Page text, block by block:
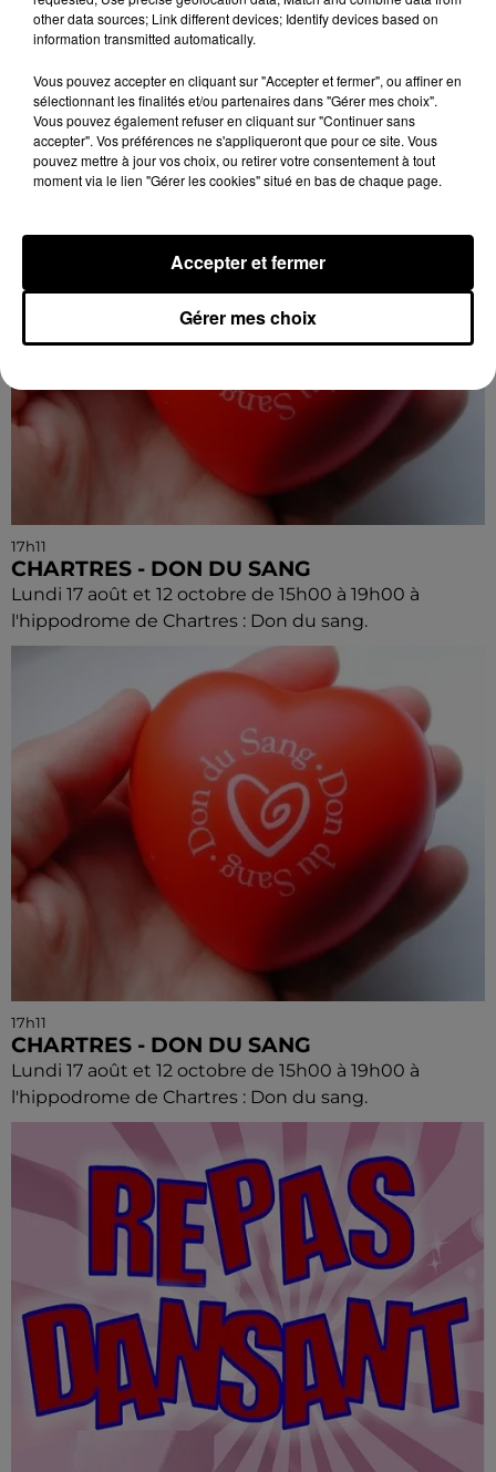
17h16
LES ROCHES-L'ÉVÊQUE (41) - VIDE-
Dimanche 27 septembre, Les Roches-l'Évêque (Loir-
et-Cher), ancien terrain de camping : Vide-greniers de
la Bernache.
17h11
CHARTRES - DON DU SANG
Lundi 17 août et 12 octobre de 15h00 à 19h00 à
l'hippodrome de Chartres : Don du sang.
17h11
CHARTRES - DON DU SANG
Lundi 17 août et 12 octobre de 15h00 à 19h00 à
l'hippodrome de Chartres : Don du sang.
other data sources; Link different devices; Identify devices based on
information transmitted automatically.
Vous pouvez accepter en cliquant sur "Accepter et fermer", ou affiner en
sélectionnant les finalités et/ou partenaires dans "Gérer mes choix".
Vous pouvez également refuser en cliquant sur "Continuer sans
accepter". Vos préférences ne s'appliqueront que pour ce site. Vous
pouvez mettre à jour vos choix, ou retirer votre consentement à tout
moment via le lien "Gérer les cookies" situé en bas de chaque page.
Gérer mes choix
Accepter et fermer